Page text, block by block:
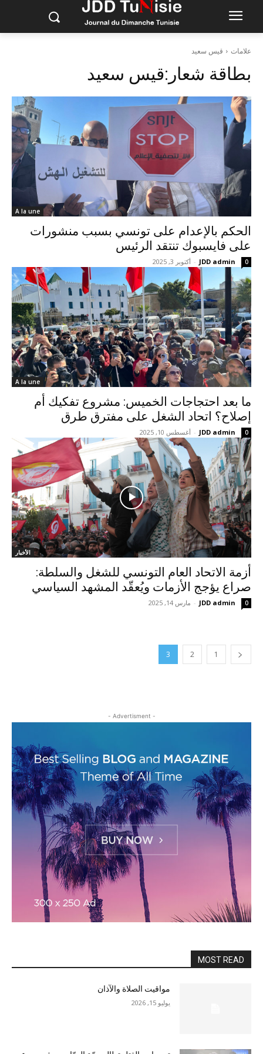
علامات قيس سعيد
بطاقة شعار:قيس سعيد
A la une
الحكم بالإعدام على تونسي بسبب منشورات
على فايسبوك تنتقد الرئيس
JDD admin
- أكتوبر 3, 2025 0
A la une
ما بعد احتجاجات الخميس: مشروع تفكيك أم
إصلاح؟ اتحاد الشغل على مفترق طرق
JDD admin
- أغسطس 10, 2025 0
الأخبار
أزمة الاتحاد العام التونسي للشغل والسلطة:
صراع يؤجج الأزمات ويُعقّد المشهد السياسي
JDD admin
- مارس 14, 2025 0
1
2
3
- Advertisment -
MOST READ
مواقيت الصلاة والآذان
يوليو 15, 2026